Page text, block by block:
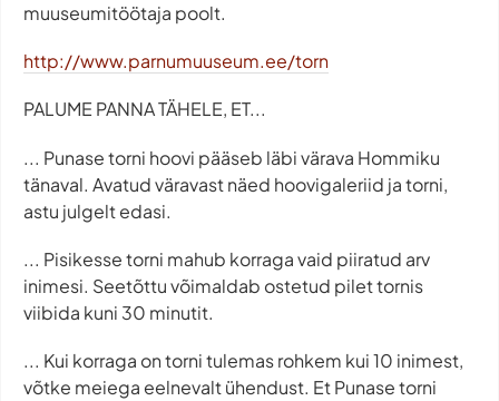
muuseumitöötaja poolt.
http://www.parnumuuseum.ee/torn
PALUME PANNA TÄHELE, ET...
... Punase torni hoovi pääseb läbi värava Hommiku
tänaval. Avatud väravast näed hoovigaleriid ja torni,
astu julgelt edasi.
... Pisikesse torni mahub korraga vaid piiratud arv
inimesi. Seetõttu võimaldab ostetud pilet tornis
viibida kuni 30 minutit.
... Kui korraga on torni tulemas rohkem kui 10 inimest,
võtke meiega eelnevalt ühendust. Et Punase torni